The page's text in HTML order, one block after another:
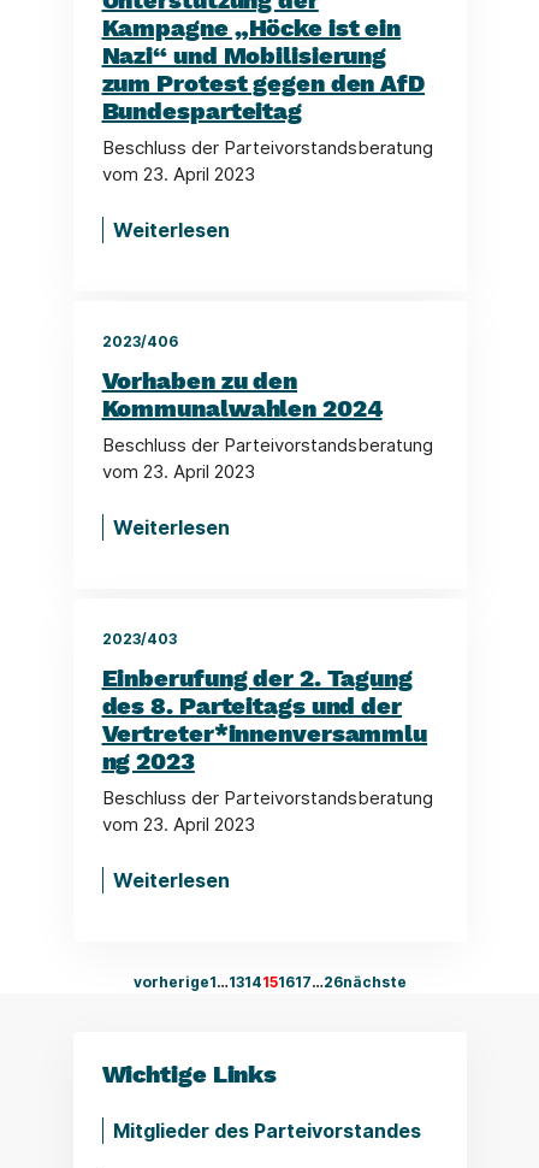
Kampagne „Höcke ist ein
Nazi“ und Mobilisierung
zum Protest gegen den AfD
Bundesparteitag
Beschluss der Parteivorstandsberatung
vom 23. April 2023
Weiterlesen
2023/406
Vorhaben zu den
Kommunalwahlen 2024
Beschluss der Parteivorstandsberatung
vom 23. April 2023
Weiterlesen
2023/403
Einberufung der 2. Tagung
des 8. Parteitags und der
Vertreter*innenversammlu
ng 2023
Beschluss der Parteivorstandsberatung
vom 23. April 2023
Weiterlesen
vorherige1…1314151617…26nächste
Wichtige Links
Mitglieder des Parteivorstandes